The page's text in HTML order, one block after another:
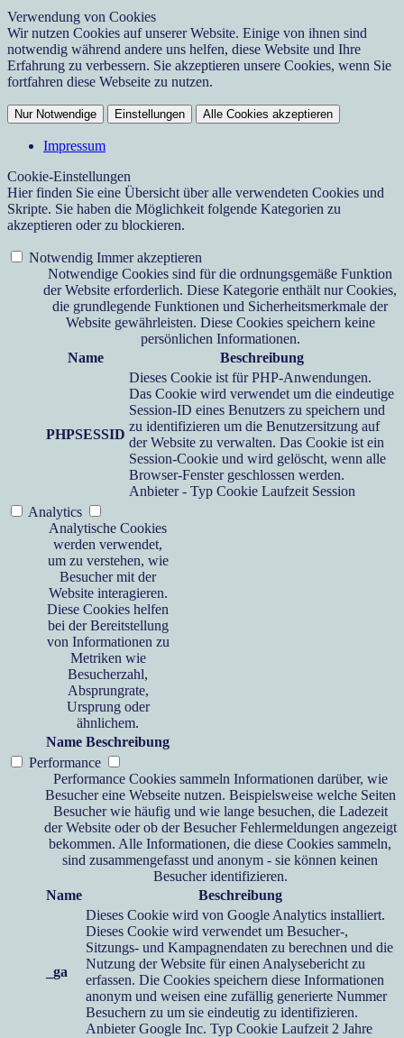
Verwendung von Cookies
Wir nutzen Cookies auf unserer Website. Einige von ihnen sind
notwendig während andere uns helfen, diese Website und Ihre
Erfahrung zu verbessern. Sie akzeptieren unsere Cookies, wenn Sie
fortfahren diese Webseite zu nutzen.
Nur Notwendige Einstellungen Alle Cookies akzeptieren
Impressum
Cookie-Einstellungen
Hier finden Sie eine Übersicht über alle verwendeten Cookies und
Skripte. Sie haben die Möglichkeit folgende Kategorien zu
akzeptieren oder zu blockieren.
Notwendig Immer akzeptieren
Notwendige Cookies sind für die ordnungsgemäße Funktion
der Website erforderlich. Diese Kategorie enthält nur Cookies,
die grundlegende Funktionen und Sicherheitsmerkmale der
Website gewährleisten. Diese Cookies speichern keine
persönlichen Informationen.
Name
Beschreibung
PHPSESSID
Dieses Cookie ist für PHP-Anwendungen.
Das Cookie wird verwendet um die eindeutige
Session-ID eines Benutzers zu speichern und
zu identifizieren um die Benutzersitzung auf
der Website zu verwalten. Das Cookie ist ein
Session-Cookie und wird gelöscht, wenn alle
Browser-Fenster geschlossen werden.
Anbieter - Typ Cookie Laufzeit Session
Analytics
Analytische Cookies
werden verwendet,
um zu verstehen, wie
Besucher mit der
Website interagieren.
Diese Cookies helfen
bei der Bereitstellung
von Informationen zu
Metriken wie
Besucherzahl,
Absprungrate,
Ursprung oder
ähnlichem.
Name Beschreibung
Performance
Performance Cookies sammeln Informationen darüber, wie
Besucher eine Webseite nutzen. Beispielsweise welche Seiten
Besucher wie häufig und wie lange besuchen, die Ladezeit
der Website oder ob der Besucher Fehlermeldungen angezeigt
bekommen. Alle Informationen, die diese Cookies sammeln,
sind zusammengefasst und anonym - sie können keinen
Besucher identifizieren.
Name
Beschreibung
_ga
Dieses Cookie wird von Google Analytics installiert.
Dieses Cookie wird verwendet um Besucher-,
Sitzungs- und Kampagnendaten zu berechnen und die
Nutzung der Website für einen Analysebericht zu
erfassen. Die Cookies speichern diese Informationen
anonym und weisen eine zufällig generierte Nummer
Besuchern zu um sie eindeutig zu identifizieren.
Anbieter Google Inc. Typ Cookie Laufzeit 2 Jahre